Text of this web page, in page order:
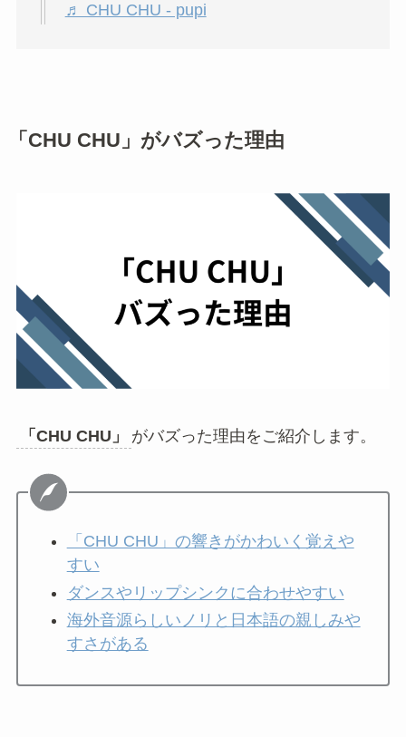
♬ CHU CHU - pupi
「CHU CHU」がバズった理由
「CHU CHU」 がバズった理由をご紹介します。
「CHU CHU」の響きがかわいく覚えや
すい
ダンスやリップシンクに合わせやすい
海外音源らしいノリと日本語の親しみや
すさがある